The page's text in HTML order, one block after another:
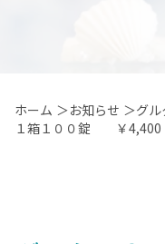
ホーム ＞お知らせ ＞グル
１箱１００錠 ￥4,400